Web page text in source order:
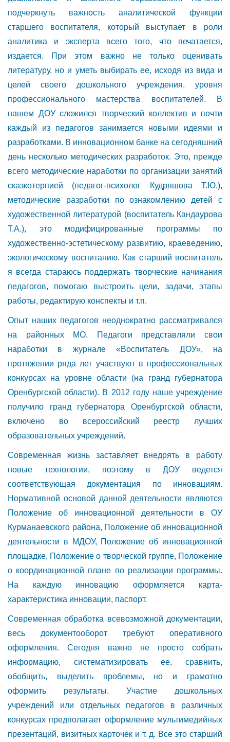
подчеркнуть важность аналитической функции
старшего воспитателя, который выступает в роли
аналитика и эксперта всего того, что печатается,
издается. При этом важно не только оценивать
литературу, но и уметь выбирать ее, исходя из вида и
целей своего дошкольного учреждения, уровня
профессионального мастерства воспитателей. В
нашем ДОУ сложился творческий коллектив и почти
каждый из педагогов занимается новыми идеями и
разработками. В инновационном банке на сегодняшний
день несколько методических разработок. Это, прежде
всего методические наработки по организации занятий
сказкотерпией (педагог-психолог Кудряшова Т.Ю.),
методические разработки по ознакомлению детей с
художественной литературой (воспитатель Кандаурова
Т.А.), это модифицированные программы по
художественно-эстетическому развитию, краеведению,
экологическому воспитанию. Как старший воспитатель
я всегда стараюсь поддержать творческие начинания
педагогов, помогаю выстроить цели, задачи, этапы
работы, редактирую конспекты и т.п.
Опыт наших педагогов неоднократно рассматривался
на районных МО. Педагоги представляли свои
наработки в журнале «Воспитатель ДОУ», на
протяжении ряда лет участвуют в профессиональных
конкурсах на уровне области (на гранд губернатора
Оренбургской области). В 2012 году наше учреждение
получило гранд губернатора Оренбургской области,
включено во всероссийский реестр лучших
образовательных учреждений.
Современная жизнь заставляет внедрять в работу
новые технологии, поэтому в ДОУ ведется
соответствующая документация по инновациям.
Нормативной основой данной деятельности являются
Положение об инновационной деятельности в ОУ
Курманаевского района, Положение об инновационной
деятельности в МДОУ, Положение об инновационной
площадке, Положение о творческой группе, Положение
о координационной плане по реализации программы.
На каждую инновацию оформляется карта-
характеристика инновации, паспорт.
Современная обработка всевозможной документации,
весь документооборот требуют оперативного
оформления. Сегодня важно не просто собрать
информацию, систематизировать ее, сравнить,
обобщить, выделить проблемы, но и грамотно
оформить результаты. Участие дошкольных
учреждений или отдельных педагогов в различных
конкурсах предполагает оформление мультимедийных
презентаций, визитных карточек и т. д. Все это старший